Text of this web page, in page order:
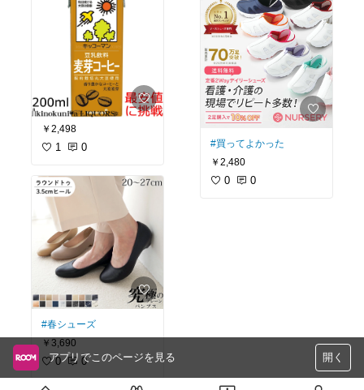
￥2,498
1 0
#春シューズ
￥3,690
0 0
#買ってよかった
￥2,480
0 0
アプリでこのページを見る 開く